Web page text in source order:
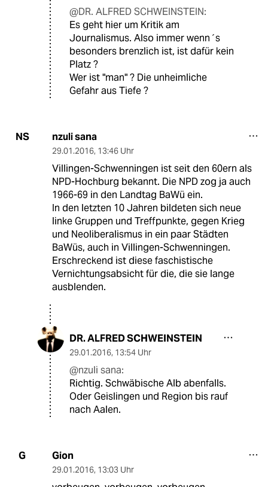
@DR. ALFRED SCHWEINSTEIN:
Es geht hier um Kritik am
Journalismus. Also immer wenn´s
besonders brenzlich ist, ist dafür kein
Platz ?
Wer ist "man" ? Die unheimliche
Gefahr aus Tiefe ?
NS nzuli sana
29.01.2016, 13:46 Uhr
Villingen-Schwenningen ist seit den 60ern als
NPD-Hochburg bekannt. Die NPD zog ja auch
1966-69 in den Landtag BaWü ein.
In den letzten 10 Jahren bildeten sich neue
linke Gruppen und Treffpunkte, gegen Krieg
und Neoliberalismus in ein paar Städten
BaWüs, auch in Villingen-Schwenningen.
Erschreckend ist diese faschistische
Vernichtungsabsicht für die, die sie lange
ausblenden.
DR. ALFRED SCHWEINSTEIN
29.01.2016, 13:54 Uhr
@nzuli sana:
Richtig. Schwäbische Alb abenfalls.
Oder Geislingen und Region bis rauf
nach Aalen.
G Gion
29.01.2016, 13:03 Uhr